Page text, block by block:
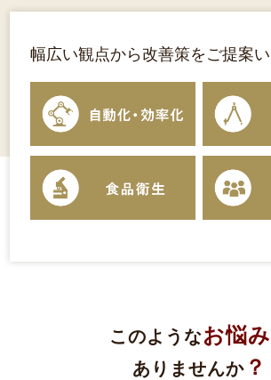
幅広い観点から改善策をご提案い
このようなお悩み
ありませんか？